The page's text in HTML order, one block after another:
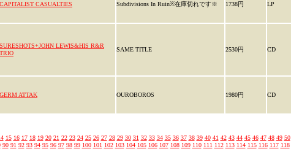
CAPITALIST CASUALTIES Subdivisions In Ruin※在庫切れです※ 1738円 LP
SURESHOTS+JOHN LEWIS&HIS R&R
TRIO
SAME TITLE 2530円 CD
GERM ATTAK OUROBOROS 1980円 CD
15 16 17 18 19 20 21 22 23 24 25 26 27 28 29 30 31 32 33 34 35 36 37 38 39 40 41 42 43 44 45 46 47 48 49 50
90 91 92 93 94 95 96 97 98 99 100 101 102 103 104 105 106 107 108 109 110 111 112 113 114 115 116 117 118